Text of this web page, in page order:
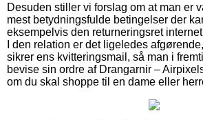
Desuden stiller vi forslag om at man er
mest betydningsfulde betingelser der
eksempelvis den returneringsret
I den relation er det ligeledes
sikrer ens kvitteringsmail, så man i
bevise sin ordre af Drangarnir –
om du skal shoppe til en dame eller